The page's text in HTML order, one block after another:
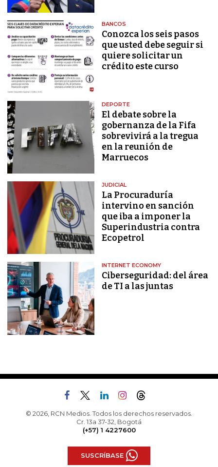
BANCOS
Conozca los seis pasos
que usted debe seguir si
quiere solicitar un
crédito este curso
DEPORTE
El debate sobre la
gobernanza de la Fifa
sobrevivirá a la tregua
en la reunión de
Marruecos
JUDICIAL
La Procuraduría
intervino en sanción
que iba a imponer la
Superindustria contra
Ecopetrol
INTERNET ECONOMY
Ciberseguridad: del área
de TI a las juntas
© 2026, RCN Medios. Todos los derechos reservados.
Cr. 13a 37-32, Bogotá
(+57) 1 4227600
SUSCRÍBASE